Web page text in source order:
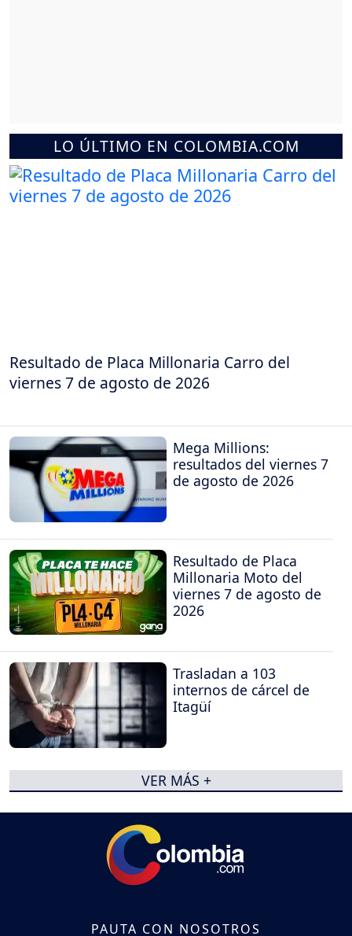
LO ÚLTIMO EN COLOMBIA.COM
Resultado de Placa Millonaria Carro del
viernes 7 de agosto de 2026
Mega Millions:
resultados del viernes 7
de agosto de 2026
Resultado de Placa
Millonaria Moto del
viernes 7 de agosto de
2026
Trasladan a 103
internos de cárcel de
Itagüí
VER MÁS +
PAUTA CON NOSOTROS